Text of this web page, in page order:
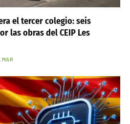
el tercer colegio: seis
las obras del CEIP Les
MAR